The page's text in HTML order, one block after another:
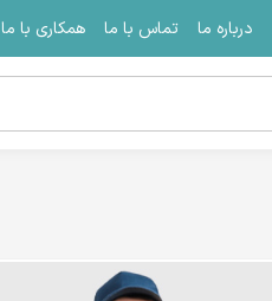
درباره ما تماس با ما همکاری با ما